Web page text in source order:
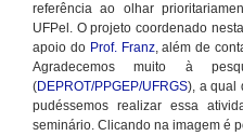
referência ao olhar
UFPel. O projeto coordenado
apoio do Prof. Franz, além de
Agradecemos muito à
(DEPROT/PPGEP/UFRGS), a qual
pudéssemos realizar essa
seminário. Clicando na imagem é